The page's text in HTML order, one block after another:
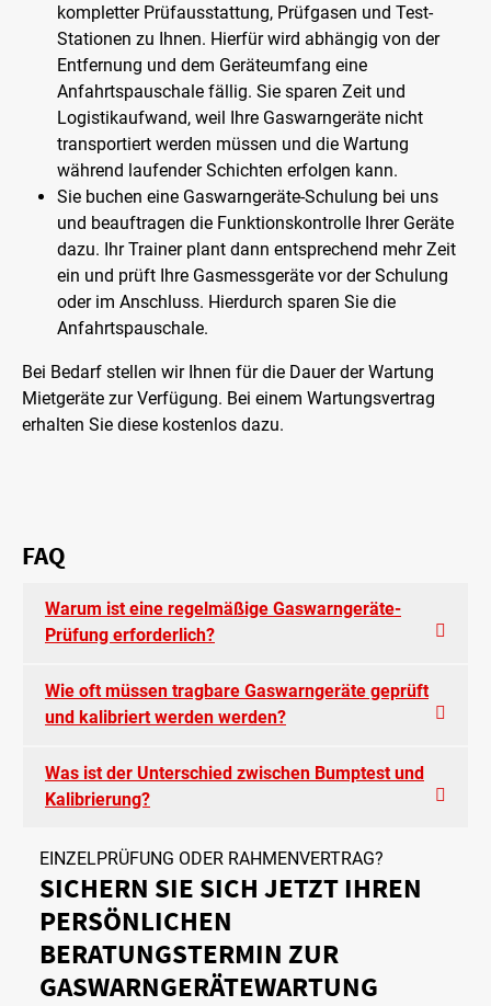
kompletter Prüfausstattung, Prüfgasen und Test-
Stationen zu Ihnen. Hierfür wird abhängig von der
Entfernung und dem Geräteumfang eine
Anfahrtspauschale fällig. Sie sparen Zeit und
Logistikaufwand, weil Ihre Gaswarngeräte nicht
transportiert werden müssen und die Wartung
während laufender Schichten erfolgen kann.
Sie buchen eine Gaswarngeräte-Schulung bei uns
und beauftragen die Funktionskontrolle Ihrer Geräte
dazu. Ihr Trainer plant dann entsprechend mehr Zeit
ein und prüft Ihre Gasmessgeräte vor der Schulung
oder im Anschluss. Hierdurch sparen Sie die
Anfahrtspauschale.
Bei Bedarf stellen wir Ihnen für die Dauer der Wartung
Mietgeräte zur Verfügung. Bei einem Wartungsvertrag
erhalten Sie diese kostenlos dazu.
FAQ
Warum ist eine regelmäßige Gaswarngeräte-
Prüfung erforderlich?
Wie oft müssen tragbare Gaswarngeräte geprüft
und kalibriert werden werden?
Was ist der Unterschied zwischen Bumptest und
Kalibrierung?
EINZELPRÜFUNG ODER RAHMENVERTRAG?
SICHERN SIE SICH JETZT IHREN
PERSÖNLICHEN
BERATUNGSTERMIN ZUR
GASWARNGERÄTEWARTUNG